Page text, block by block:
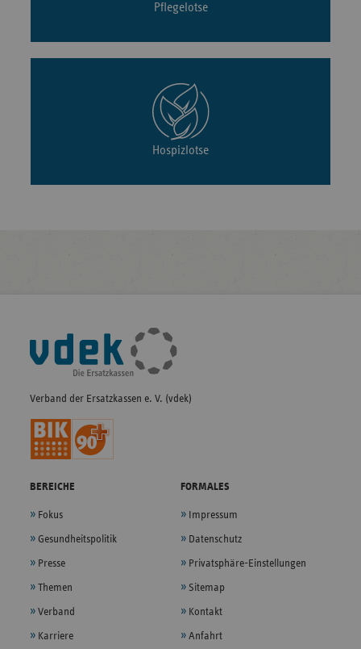
Pflegelotse
Hospizlotse
Fußleisten-
Navigation
Verband der Ersatzkassen e. V. (vdek)
BEREICHE
Fokus
Gesundheitspolitik
Presse
Themen
Verband
Karriere
FORMALES
Impressum
Datenschutz
Privatsphäre-Einstellungen
Sitemap
Kontakt
Anfahrt